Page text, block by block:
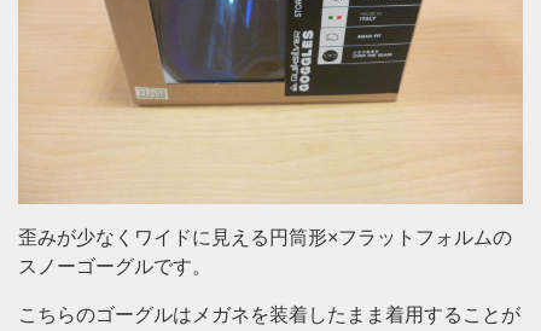
歪みが少なくワイドに見える円筒形×フラットフォルムの
スノーゴーグルです。
こちらのゴーグルはメガネを装着したまま着用することが